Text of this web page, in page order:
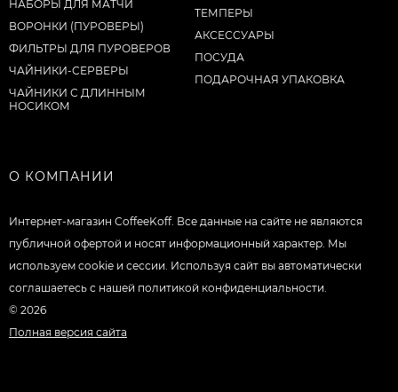
НАБОРЫ ДЛЯ МАТЧИ
ВОРОНКИ (ПУРОВЕРЫ)
ФИЛЬТРЫ ДЛЯ ПУРОВЕРОВ
ЧАЙНИКИ-СЕРВЕРЫ
ЧАЙНИКИ С ДЛИННЫМ
НОСИКОМ
ТЕМПЕРЫ
АКСЕССУАРЫ
ПОСУДА
ПОДАРОЧНАЯ УПАКОВКА
О КОМПАНИИ
Интернет-магазин CoffeeKoff. Все данные на сайте не являются
публичной офертой и носят информационный характер. Мы
используем cookie и сессии. Используя сайт вы автоматически
соглашаетесь с нашей политикой конфиденциальности.
© 2026
Полная версия сайта